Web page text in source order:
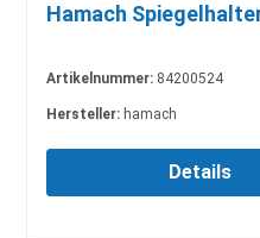
Hamach
Artikelnummer: 84200524
Hersteller: hamach
Details